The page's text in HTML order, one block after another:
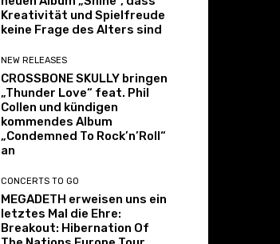
Kreativität und Spielfreude
keine Frage des Alters sind
NEW RELEASES
CROSSBONE SKULLY bringen
„Thunder Love“ feat. Phil
Collen und kündigen
kommendes Album
„Condemned To Rock’n’Roll“
an
CONCERTS TO GO
MEGADETH erweisen uns ein
letztes Mal die Ehre:
Breakout: Hibernation Of